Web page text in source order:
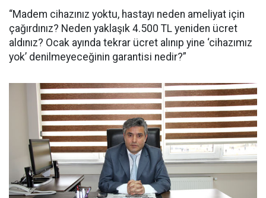
“Madem cihazınız yoktu, hastayı neden ameliyat için
çağırdınız? Neden yaklaşık 4.500 TL yeniden ücret
aldınız? Ocak ayında tekrar ücret alınıp yine ‘cihazımız
yok’ denilmeyeceğinin garantisi nedir?”